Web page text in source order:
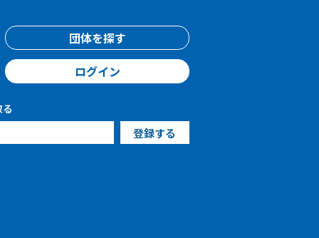
団体を探す
ログイン